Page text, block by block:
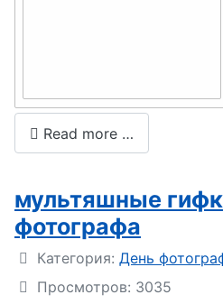
День
полиции
(милиции)
День
стекольщик
День
уролога
День
венной
охраны
Read more …
мультяшные
фотографа
Подробности
Категория: День
Просмотров: 3035